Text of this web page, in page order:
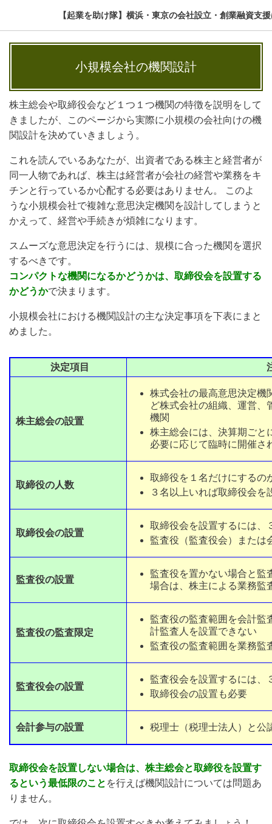
【起業を助け隊】横浜・東京の会社設立・創業融資支
小規模会社の機関設計
株主総会や取締役会など１つ１つ機関の特徴を説明をして
きましたが、このページから実際に小規模の会社向けの機
関設計を決めていきましょう。
これを読んでいるあなたが、出資者である株主と経営者が
同一人物であれば、株主は経営者が会社の経営や業務をキ
チンと行っているか心配する必要はありません。 このよ
うな小規模会社で複雑な意思決定機関を設計してしまうと
かえって、経営や手続きが煩雑になります。
スムーズな意思決定を行うには、規模に合った機関を選択
するべきです。
コンパクトな機関になるかどうかは、取締役会を設置する
かどうかで決まります。
小規模会社における機関設計の主な決定事項を下表にまと
めました。
決定項目
株主総会の設置
株式会社の最高意思決定機
ど株式会社の組織、運営、
機関
株主総会には、決算期ごと
必要に応じて臨時に開催さ
取締役の人数
取締役を１名だけにするの
３名以上いれば取締役会を
取締役会の設置
取締役会を設置するには、
監査役（監査役会）また
監査役の設置
監査役を置かない場合と監
場合は、株主による業務監
監査役の監査限定
監査役の監査範囲を会計監
計監査人を設置できない
監査役の監査範囲を業務
監査役会の設置
監査役会を設置するには、
取締役会の設置も必要
会計参与の設置 税理士（税理士法人）と
取締役会を設置しない場合は、株主総会と取締役を設置す
るという最低限のこと を行えば機関設計については問題あ
りません。